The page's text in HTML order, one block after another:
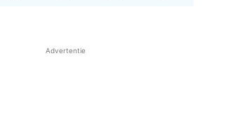
Advertentie